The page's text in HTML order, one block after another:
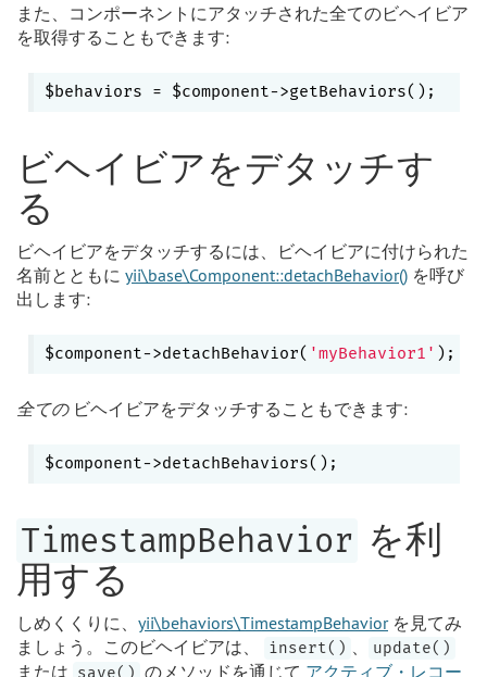
また、コンポーネントにアタッチされた全てのビヘイビア
を取得することもできます:
ビヘイビアをデタッチす
る
ビヘイビアをデタッチするには、ビヘイビアに付けられた
名前とともに yii\base\Component::detachBehavior() を呼び
出します:
$component->detachBehavior( 'myBehavior1'
全てのビヘイビアをデタッチすることもできます:
TimestampBehavior を利
用する
しめくくりに、 yii\behaviors\TimestampBehaviorを見てみ
ましょう。このビヘイビアは、
insert() 、 update()
または save() のメソッドを通じて アクティブ・レコー